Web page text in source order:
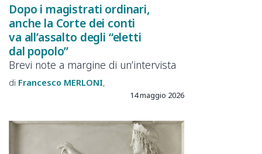
Dopo i magistrati ordinari,
anche la Corte dei conti
va all’assalto degli “eletti
dal popolo”
Brevi note a margine di un’intervista
Francesco MERLONI
14 maggio 2026